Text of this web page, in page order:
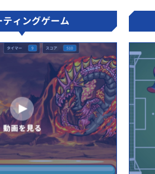
ティングゲーム